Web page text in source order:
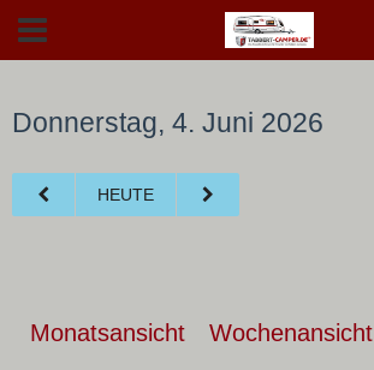
Donnerstag, 4. Juni 2026
HEUTE
Monatsansicht Wochenansicht